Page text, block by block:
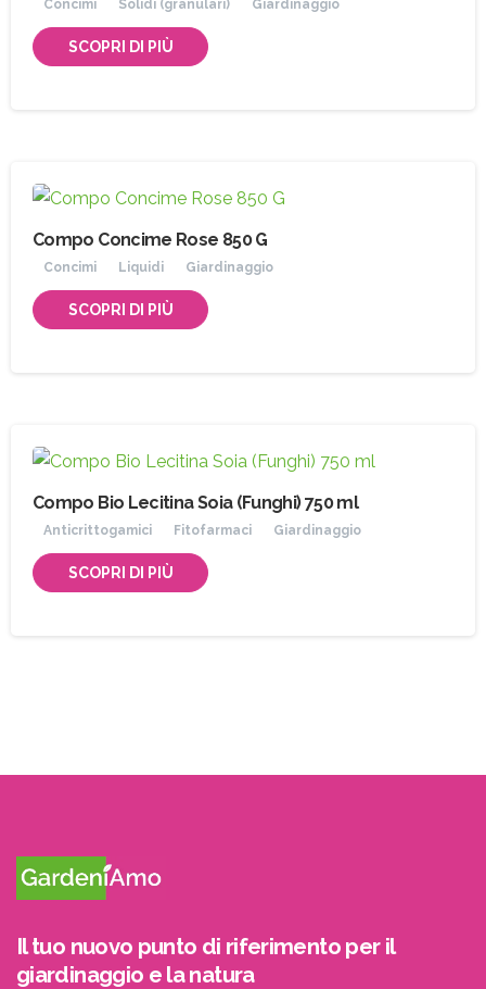
Concimi Solidi (granulari) Giardinaggio
SCOPRI DI PIÙ
Compo Concime Rose 850 G
Concimi Liquidi Giardinaggio
SCOPRI DI PIÙ
Compo Bio Lecitina Soia (Funghi) 750 ml
Anticrittogamici Fitofarmaci Giardinaggio
SCOPRI DI PIÙ
Il tuo nuovo punto di riferimento per il
giardinaggio e la natura
Indirizzo email:
Accetto le condizioni generali di utilizzo e di